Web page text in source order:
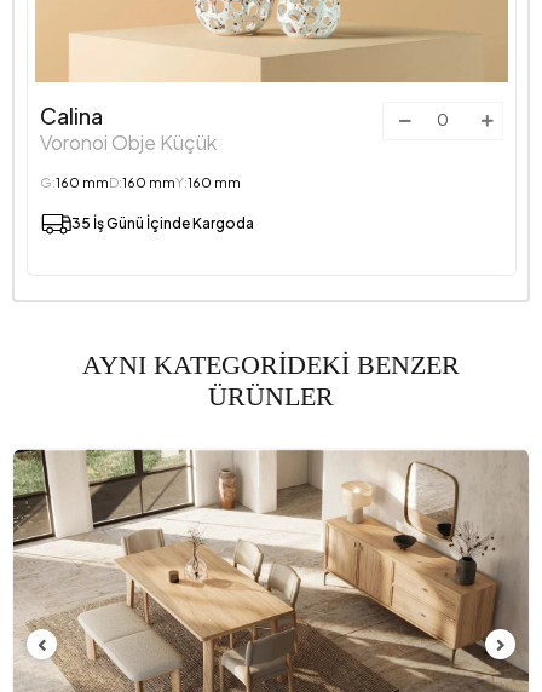
Calina
Voronoi Obje Küçük
G:160 mmD:160 mmY:160 mm
35 İş Günü İçinde Kargoda
AYNI KATEGORİDEKİ BENZER
ÜRÜNLER